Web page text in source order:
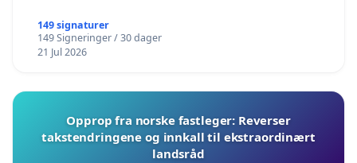
149 signaturer
149 Signeringer / 30 dager
21 Jul 2026
Opprop fra norske fastleger: Reverser
takstendringene og innkall til ekstraordinært
landsråd